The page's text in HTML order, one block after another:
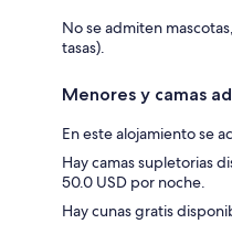
No se admiten
tasas).
Menores y camas
En este alojamiento se
Hay camas supletorias
50.0 USD por noche.
Hay cunas gratis